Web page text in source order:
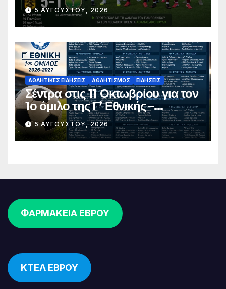
5 ΑΥΓΟΎΣΤΟΥ, 2026
ΑΘΛΗΤΙΚΈΣ ΕΙΔΉΣΕΙΣ ΑΘΛΗΤΙΣΜΌΣ ΕΙΔΉΣΕΙΣ
Σέντρα στις 11 Οκτωβρίου για τον
1ο όμιλο της Γ’ Εθνικής –
Ανακοινώθηκε το πλήρες
πρόγραμμα
5 ΑΥΓΟΎΣΤΟΥ, 2026
ΦΑΡΜΑΚΕΙΑ ΕΒΡΟΥ
ΚΤΕΛ ΕΒΡΟΥ